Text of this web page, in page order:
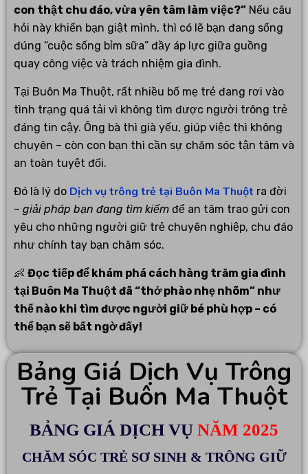
con thật chu đáo, vừa yên tâm làm việc?” Nếu câu
hỏi này khiến bạn giật mình, thì có lẽ bạn đang sống
đúng “cuộc sống bỉm sữa” đầy áp lực giữa guồng
quay công việc và trách nhiệm gia đình.
Tại Buôn Ma Thuột, rất nhiều bố mẹ trẻ đang rơi vào
tình trạng quá tải vì không tìm được người trông trẻ
đáng tin cậy. Ông bà thì già yếu, giúp việc thì không
chuyên – còn con bạn thì cần sự chăm sóc tận tâm và
an toàn tuyệt đối.
Đó là lý do Dịch vụ trông trẻ tại Buôn Ma Thuột ra đời
– giải pháp bạn đang tìm kiếm để an tâm trao gửi con
yêu cho những người giữ trẻ chuyên nghiệp, chu đáo
như chính tay bạn chăm sóc.
👶 Đọc tiếp để khám phá cách hàng trăm gia đình
tại Buôn Ma Thuột đã “thở phào nhẹ nhõm” như
thế nào khi tìm được người giữ bé phù hợp – có
thể bạn sẽ bất ngờ đấy!
Bảng Giá Dịch Vụ Trông
Trẻ Tại Buôn Ma Thuột
BẢNG GIÁ DỊCH VỤ NĂM 2025
CHĂM SÓC TRẺ SƠ SINH & TRÔNG GIỮ